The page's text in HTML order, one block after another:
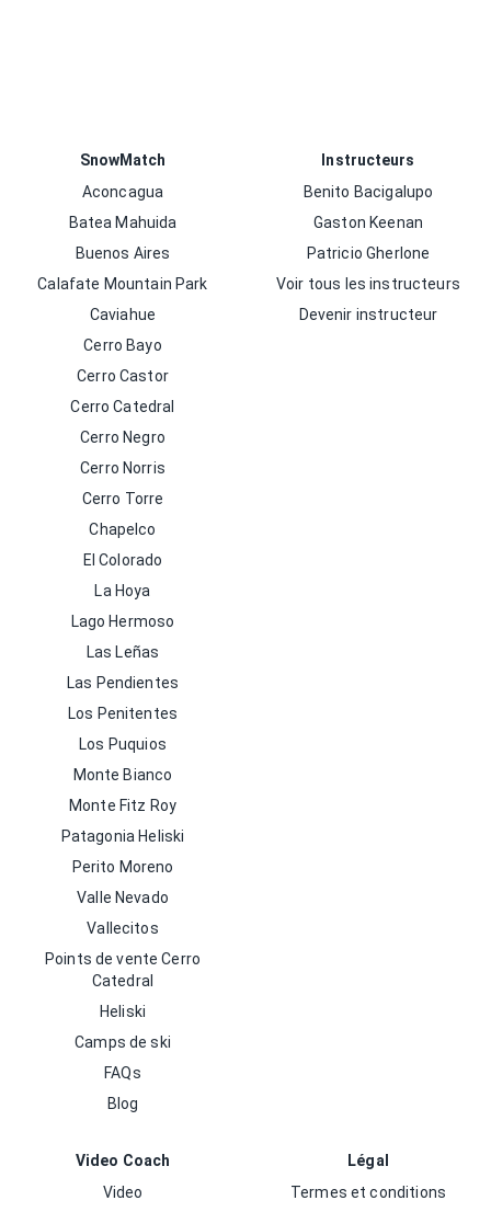
SnowMatch
Aconcagua
Batea Mahuida
Buenos Aires
Calafate Mountain Park
Caviahue
Cerro Bayo
Cerro Castor
Cerro Catedral
Cerro Negro
Cerro Norris
Cerro Torre
Chapelco
El Colorado
La Hoya
Lago Hermoso
Las Leñas
Las Pendientes
Los Penitentes
Los Puquios
Monte Bianco
Monte Fitz Roy
Patagonia Heliski
Perito Moreno
Valle Nevado
Vallecitos
Points de vente Cerro
Catedral
Heliski
Camps de ski
FAQs
Blog
Instructeurs
Benito Bacigalupo
Gaston Keenan
Patricio Gherlone
Voir tous les instructeurs
Devenir instructeur
Video Coach
Video
Légal
Termes et conditions